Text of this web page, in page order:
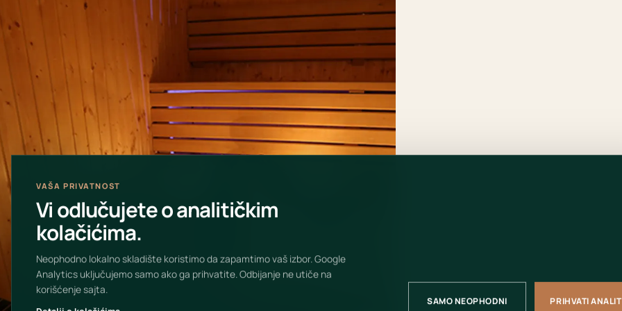
VAŠA PRIVATNOST
Vi odlučujete o analitičkim
kolačićima.
Neophodno lokalno skladište koristimo da zapamtimo vaš izbor. Google
Analytics uključujemo samo ako ga prihvatite. Odbijanje ne utiče na
korišćenje sajta.
SAMO NEOPHODNI PRIHVATI